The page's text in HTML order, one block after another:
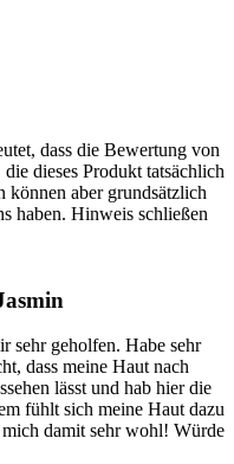
dass die Bewertung von
dieses Produkt tatsächlich
können aber grundsätzlich
haben. Hinweis schließen
sehr geholfen. Habe sehr
dass meine Haut nach
lässt und hab hier die
fühlt sich meine Haut dazu
damit sehr wohl! Würde